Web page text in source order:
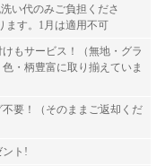
い代のみご負担くださ
す。1月は適用不可
もサービス！（無地・グラ
・柄豊富に取り揃えていま
要！（そのままご返却くだ
ント!